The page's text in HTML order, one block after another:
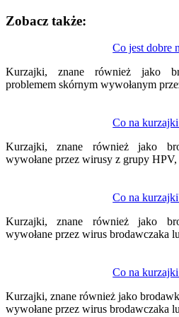
Zobacz także:
Co jest dobre
Kurzajki, znane również jako
problemem skórnym wywołanym
Co na
Kurzajki, znane również jako
wywołane przez wirusy z grupy
Co na
Kurzajki, znane również jako
wywołane przez wirus brodawczaka
Co na
Kurzajki, znane również jako
wywołane przez wirus
wpisu